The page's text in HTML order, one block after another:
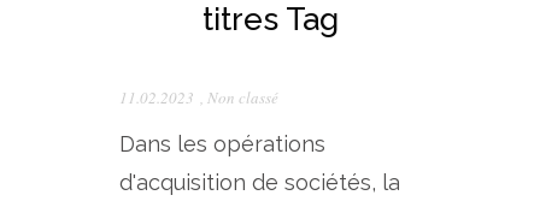
titres Tag
11.02.2023 , Non classé
Dans les opérations
d'acquisition de sociétés, la